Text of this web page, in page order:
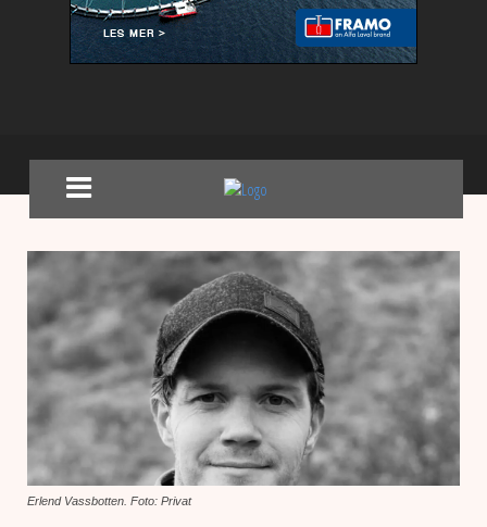
Erlend Vassbotten. Foto: Privat